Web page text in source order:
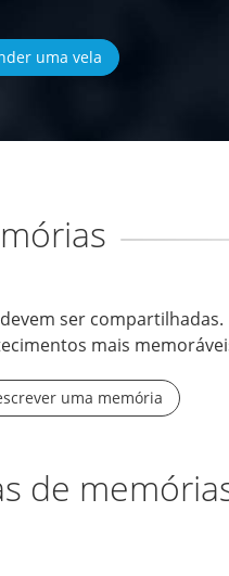
uma vela
ser compartilhadas.
mais
uma memória
de